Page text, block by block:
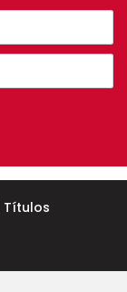
Títulos